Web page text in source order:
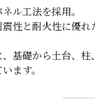
ル工法を採用。
性と耐火性に優れ
基礎から土台、柱、
ます。